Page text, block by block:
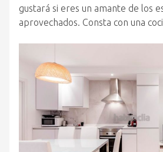
gustará si eres un amante de los
aprovechados. Consta con una